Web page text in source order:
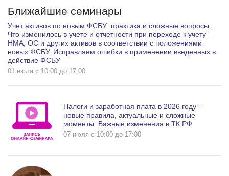
Ближайшие семинары
Учет активов по новым ФСБУ: практика и сложные вопросы.
Что изменилось в учете и отчетности при переходе к учету
НМА, ОС и других активов в соответствии с положениями
новых ФСБУ. Исправляем ошибки в применении введенных в
действие ФСБУ
01 июля c 10:00 до 17:00
Налоги и заработная плата в 2026 году –
новые правила, актуальные и сложные
моменты. Важные изменения в ТК РФ
07 июля c 10:00 до 17:00